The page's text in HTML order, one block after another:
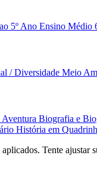
5º Ano Ensino Médio
/ Diversidade Meio
Aventura Biografia e
História em
Tente ajustar